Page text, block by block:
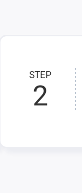
STEP
2